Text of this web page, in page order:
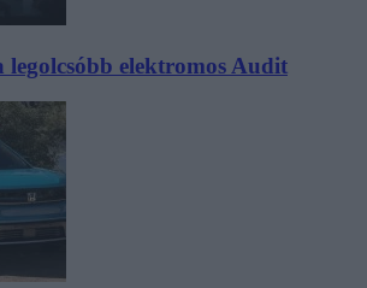
legolcsóbb elektromos Audit